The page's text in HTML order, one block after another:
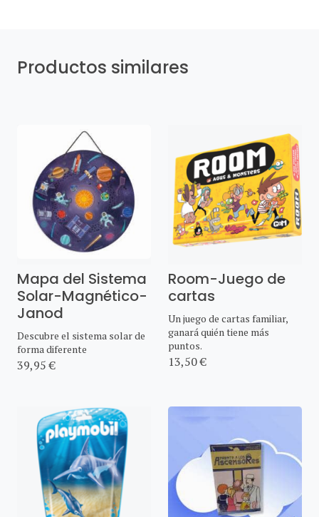
Productos similares
Mapa del Sistema
Solar-Magnético-
Janod
Descubre el sistema solar de
forma diferente
39,95 €
Room-Juego de
cartas
Un juego de cartas familiar,
ganará quién tiene más
puntos.
13,50 €